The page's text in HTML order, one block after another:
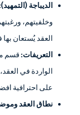
الديباجة
وخلفيتهم،
العقد يُستعان
التعريفات: قسم
الواردة في
على احترافية
نطاق العقد